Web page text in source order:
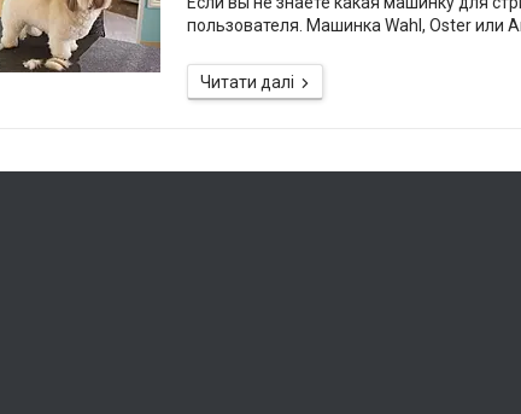
пользователя. Машинка Wahl, Oster или